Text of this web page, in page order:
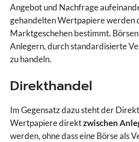
Angebot und Nachfrage
gehandelten Wertpapiere werden
Marktgeschehen bestimmt.
Anlegern, durch standardisierte
zu handeln.
Direkthandel
Im Gegensatz dazu steht der
Wertpapiere direktzwischen
werden, ohne dass eine Börse als